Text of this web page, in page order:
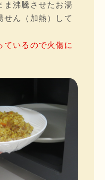
ま沸騰させたお湯
せん（加熱）して
いるので火傷に